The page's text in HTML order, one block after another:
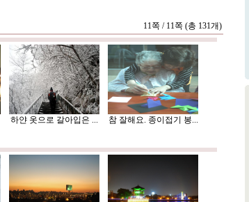
11쪽 / 11쪽 (총 131개)
하얀 옷으로 갈아입은 ... 참 잘해요. 종이접기 봉...